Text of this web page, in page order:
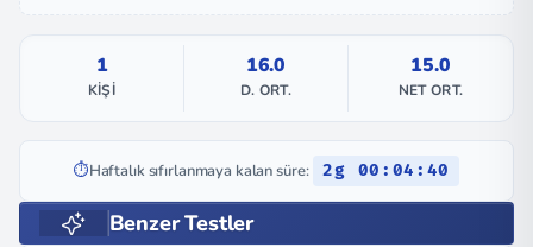
1
KIŞI
16.0
D. ORT.
15.0
NET ORT.
⏱️Haftalık sıfırlanmaya kalan süre: 2g 00:04:39
Benzer Testler